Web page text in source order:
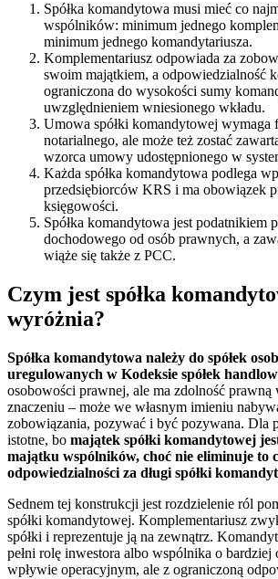
Spółka komandytowa musi mieć co
wspólników: minimum jednego
minimum jednego komandytariusza.
Komplementariusz odpowiada za
swoim majątkiem, a odpowiedzialność
ograniczona do wysokości sumy
uwzględnieniem wniesionego wkładu.
Umowa spółki komandytowej wymaga
notarialnego, ale może też zostać
wzorca umowy udostępnionego w
Każda spółka komandytowa podlega
przedsiębiorców KRS i ma obowiązek
księgowości.
Spółka komandytowa jest podatnikiem
dochodowego od osób prawnych, a
wiąże się także z PCC.
Czym jest spółka
wyróżnia?
Spółka komandytowa należy do spółek
uregulowanych w Kodeksie spółek
osobowości prawnej, ale ma zdolność
znaczeniu – może we własnym imieniu
zobowiązania, pozywać i być pozywana. Dla
istotne, bo majątek spółki komandytowej
majątku wspólników, choć nie eliminuje to
odpowiedzialności za długi spółki
Sednem tej konstrukcji jest rozdzielenie ról
spółki komandytowej. Komplementariusz
spółki i reprezentuje ją na zewnątrz.
pełni rolę inwestora albo wspólnika o bardziej
wpływie operacyjnym, ale z ograniczoną